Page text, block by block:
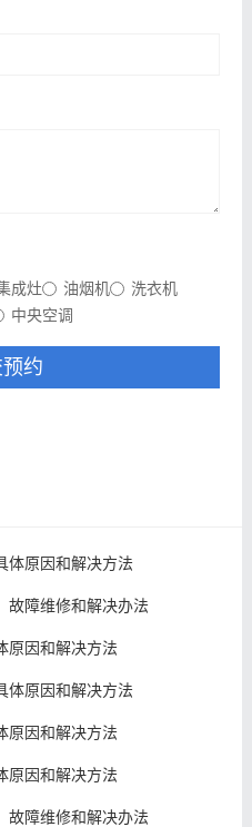
成灶 油烟机
洗衣机
中央空调
约
体原因和解决方法
故障维修和解决办法
原因和解决方法
体原因和解决方法
原因和解决方法
原因和解决方法
故障维修和解决办法